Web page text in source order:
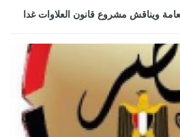
ويناقش مشروع قانون العلاوات غدا